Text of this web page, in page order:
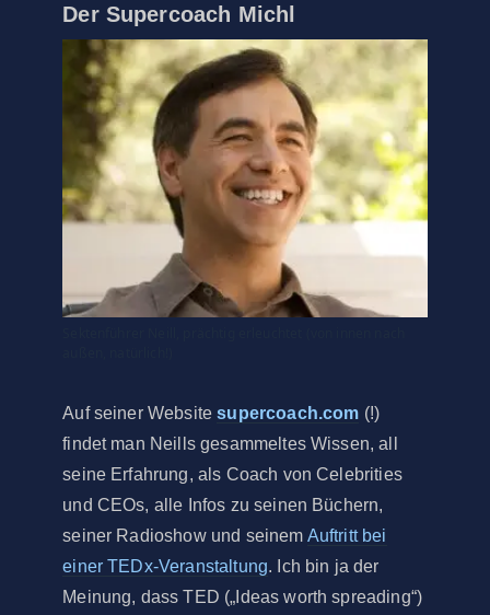
Der Supercoach Michl
Auf seiner Websitesupercoach.com (!)
findet man Neills gesammeltes Wissen, all
seine Erfahrung, als Coach von Celebrities
und CEOs, alle Infos zu seinen Büchern,
seiner Radioshow und seinem Auftritt bei
einer TEDx-Veranstaltung. Ich bin ja der
Meinung, dass TED („Ideas worth spreading“)